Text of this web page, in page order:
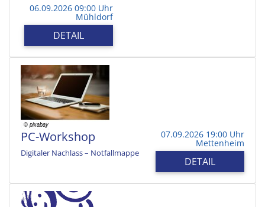
06.09.2026 09:00 Uhr
Mühldorf
DETAIL
PC-Workshop
Digitaler Nachlass – Notfallmappe
07.09.2026 19:00 Uhr
Mettenheim
DETAIL